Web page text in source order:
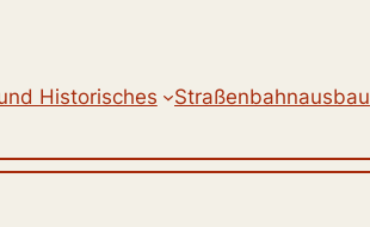
Historisches Straßenbahnausbau